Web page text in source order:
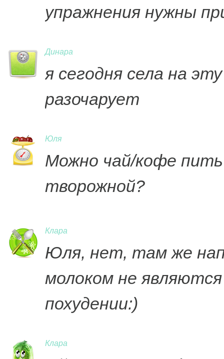
упражнения нужны
Динара
я сегодня села на
разочарует
Юля
Можно чай/кофе
творожной?
Клара
Юля, нет, там же
молоком не
похудении:)
Клара